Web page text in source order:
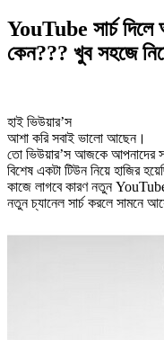
YouTube সার্চ দিলে
কেন??? খুব সহজে
হাই ভিউয়ার’স
আশা করি সবাই ভালো আছেন।
তো ভিউয়ার’স আজকে আপনাদের
বিশেষ একটা টিউন নিয়ে হাজির
কাজে লাগবে কারণ নতুন
নতুন চ্যানেল সার্চ করলে সামনে